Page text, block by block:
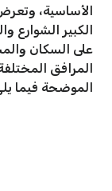
الأساسية،
الكبير الشوارع
على السكان
المرافق
الموضحة فيما